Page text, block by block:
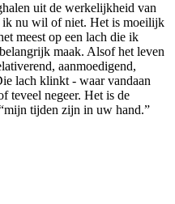
uit de werkelijkheid van
nu wil of niet. Het is moeilijk
meest op een lach die ik
maak. Alsof het leven
aanmoedigend,
lach klinkt - waar vandaan
teveel negeer. Het is de
tijden zijn in uw hand.”